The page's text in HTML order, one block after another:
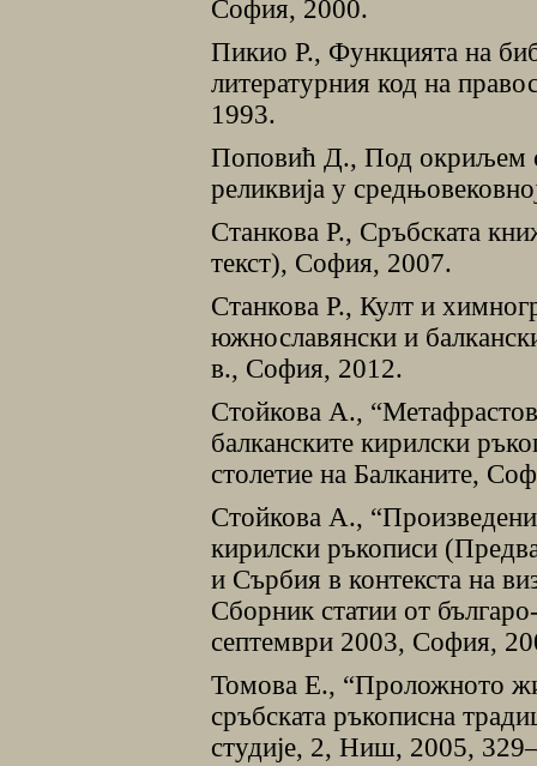
София, 2000.
Пикио Р., Функцията на
литературния код на
1993.
Поповић Д., Под окриљем
реликвија у
Станкова Р., Сръбската
текст), София, 2007.
Станкова Р., Култ и
южнославянски и
в., София, 2012.
Стойкова А.,
балканските кирилски
столетие на Балканите,
Стойкова А.,
кирилски ръкописи
и Сърбия в контекста на
Сборник статии от
септември 2003, София,
Томова Е., “Проложното
сръбската ръкописна
студије, 2, Ниш, 2005,